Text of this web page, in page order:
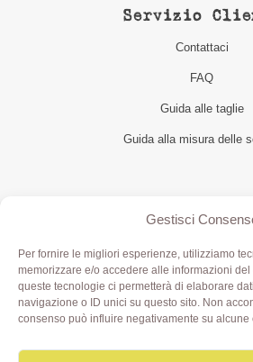
Gestisci
Per fornire le migliori esperienze, utilizziamo
memorizzare e/o accedere alle informazioni
queste tecnologie ci permetterà di elaborare
navigazione o ID unici su questo sito. Non
consenso può influire negativamente su
Servizio
Contattaci
FAQ
Guida alle taglie
Guida alla misura delle
Seguici